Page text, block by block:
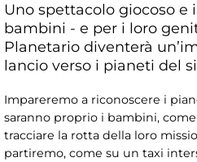
Uno spettacolo giocoso e
bambini - e per i loro
Planetario diventerà
lancio verso i pianeti del
Impareremo a riconoscere i
saranno proprio i bambini,
tracciare la rotta della loro
partiremo, come su un taxi